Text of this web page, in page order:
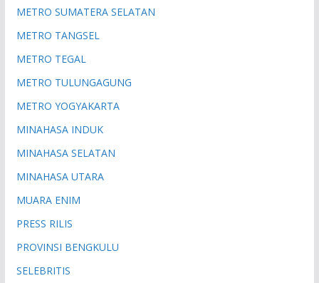
METRO SUMATERA SELATAN
METRO TANGSEL
METRO TEGAL
METRO TULUNGAGUNG
METRO YOGYAKARTA
MINAHASA INDUK
MINAHASA SELATAN
MINAHASA UTARA
MUARA ENIM
PRESS RILIS
PROVINSI BENGKULU
SELEBRITIS